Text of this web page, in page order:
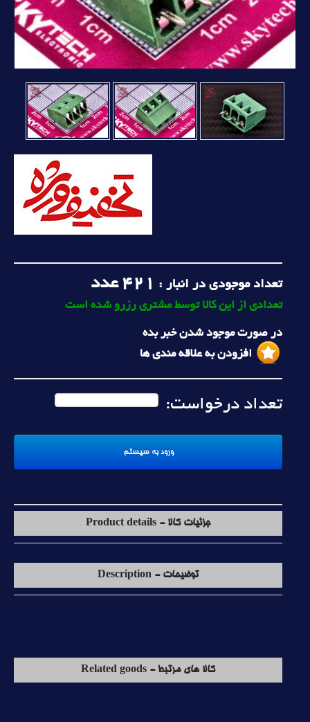
تعداد موجودی در انبار : 421 عدد
تعدادی از این کالا توسط مشتری رزرو شده است
در صورت موجود شدن خبر بده
افزودن به علاقه مندی ها
تعداد درخواست:
جزئیات کالا - Product details
توضیحات - Description
کالا های مرتبط - Related goods